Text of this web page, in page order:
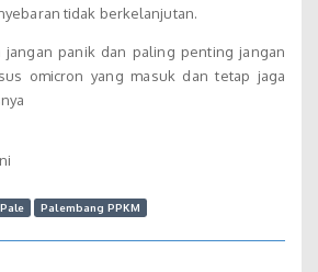
tidak berkelanjutan.
jangan panik dan paling penting jangan
omicron yang masuk dan tetap jaga
Palembang PPKM